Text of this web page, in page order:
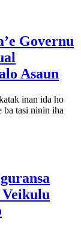
Governu
Asaun
inan ida ho
ba tasi ninin iha